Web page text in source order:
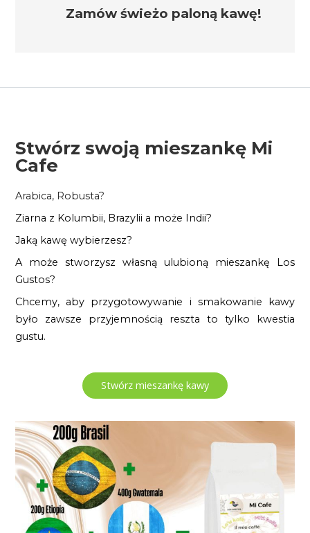
Zamów świeżo paloną kawę!
Stwórz swoją mieszankę Mi
Cafe
Arabica, Robusta?
Ziarna z Kolumbii, Brazylii a może Indii?
Jaką kawę wybierzesz?
A może stworzysz własną ulubioną mieszankę Los
Gustos?
Chcemy, aby przygotowywanie i smakowanie kawy
było zawsze przyjemnością reszta to tylko kwestia
gustu.
Stwórz mieszankę kawy